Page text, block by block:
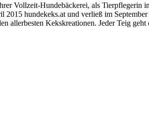
Vollzeit-Hundebäckerei, als Tierpflegerin
hundekeks.at und verließ im
allerbesten Kekskreationen. Jeder Teig